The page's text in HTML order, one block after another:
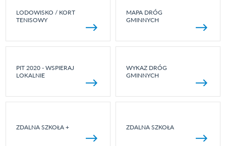
LODOWISKO / KORT
TENISOWY
MAPA DRÓG
GMINNYCH
PIT 2020 - WSPIERAJ
LOKALNIE
WYKAZ DRÓG
GMINNYCH
ZDALNA SZKOŁA + ZDALNA SZKOŁA